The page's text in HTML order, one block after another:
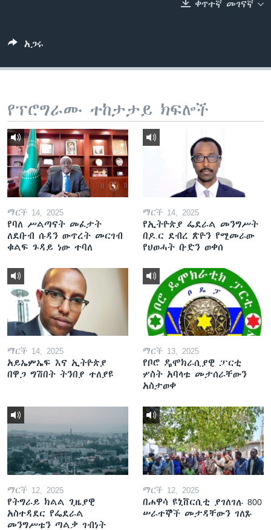
ቋንቋዎች
ቀጥተኛ መገናኛ
አጋሩ
የፕሮግራሙ ተከታታይ ክፍሎች
ማርች 14, 2025
የባለ ሥልጣናት መፈታት
ለደቡብ ሱዳን ውጥረት መርገብ
ቁልፍ ጉዳይ ነው ተባለ
ማርች 14, 2025
የኢትዮጵያ ፌደራል መንግሥት
በዶ.ር ደብረ ጽዮን የሚመራው
የህወሓት ቡድን ወቀሰ
ማርች 14, 2025
አይኤምኤፍ እና ኢትዮጵያ
በዋጋ ግሽበት ትንበያ ተለያዩ
ማርች 13, 2025
የቦሮ ዴሞክራሲያዊ ፓርቲ
ሦስት አባላቱ መታሰራቸውን
አስታወቀ
ማርች 12, 2025
የትግራይ ክልል ጊዜያዊ
አስተዳደር የፌደራል
መንግሥቱን ጣልቃ ገብነት
ማርች 12, 2025
በሐዋሳ ዩኒቨርሲቲ ያገለገሉ 800
ሠራተኞች መታዳቸውን ገለጹ